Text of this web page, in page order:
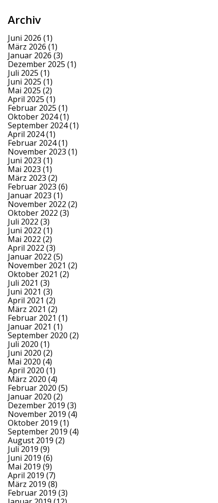
Archiv
Juni 2026 (1)
März 2026 (1)
Januar 2026 (3)
Dezember 2025 (1)
Juli 2025 (1)
Juni 2025 (1)
Mai 2025 (2)
April 2025 (1)
Februar 2025 (1)
Oktober 2024(1)
September 2024(1)
April 2024(1)
Februar 2024(1)
November 2023 (1)
Juni 2023 (1)
Mai 2023 (1)
März 2023 (2)
Februar 2023 (6)
Januar 2023 (1)
November 2022 (2)
Oktober 2022 (3)
Juli 2022 (3)
Juni 2022 (1)
Mai 2022 (2)
April 2022 (3)
Januar 2022 (5)
November 2021 (2)
Oktober 2021 (2)
Juli 2021 (3)
Juni 2021 (3)
April 2021 (2)
März 2021 (2)
Februar 2021 (1)
Januar 2021 (1)
September 2020 (2)
Juli 2020 (1)
Juni 2020 (2)
Mai 2020 (4)
April 2020 (1)
März 2020 (4)
Februar 2020 (5)
Januar 2020 (2)
Dezember 2019 (3)
November 2019 (4)
Oktober 2019 (1)
September 2019 (4)
August 2019 (2)
Juli 2019 (9)
Juni 2019 (6)
Mai 2019 (9)
April 2019 (7)
März 2019 (8)
Februar 2019 (3)